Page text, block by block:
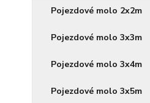
Pojezdové molo 2x2m
Pojezdové molo 3x3m
Pojezdové molo 3x4m
Pojezdové molo 3x5m